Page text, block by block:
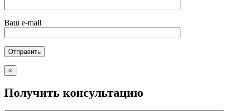
Ваш e-mail
×
Получить консультацию